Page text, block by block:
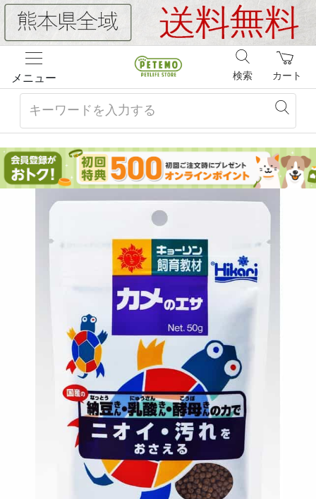
メニュー カート
検索